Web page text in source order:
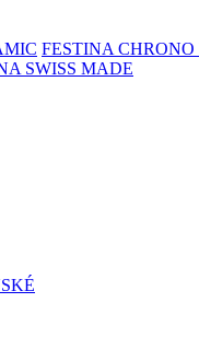
FESTINA
SWISS MADE